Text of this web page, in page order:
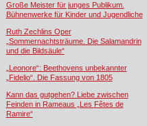
Große Meister für junges Publikum.
Bühnenwerke für Kinder und Jugendliche
Ruth Zechlins Oper
„Sommernachtsträume. Die Salamandrin
und die Bildsäule“
„Leonore“: Beethovens unbekannter
„Fidelio“. Die Fassung von 1805
Kann das gutgehen? Liebe zwischen
Feinden in Rameaus „Les Fêtes de
Ramire“